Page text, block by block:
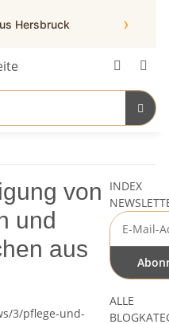
Hersbruck ›
INDEX
ALLE
von
und
aus